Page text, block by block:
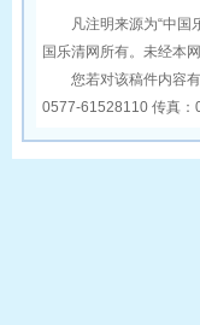
凡注明来源为“中国乐
国乐清网所有。未经本
您若对该稿件内容有
0577-61528110 传真：